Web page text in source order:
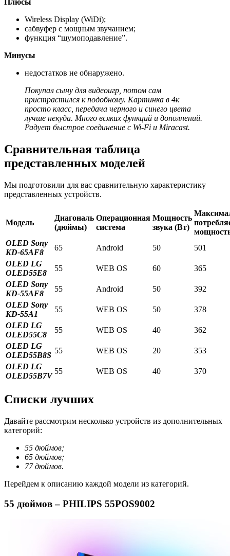
Плюсы
Wireless Display (WiDi);
сабвуфер с мощным звучанием;
функция “шумоподавление”.
Минусы
недостатков не обнаружено.
Покупал сыну для видеоигр, потом сам
пристрастился к подобному. Картинка в 4к
просто класс, передача черного и синего цвета
лучше некуда. Много всяких функций и дополнений.
Радует быстрое соединение с Wi-Fi и Miracast.
Сравнительная таблица
представленных моделей
Мы подготовили для вас сравнительную характеристику
представленных устройств.
Модель
Диагональ
(дюймы)
Операционная
система
Мощность
звука (Вт)
OLED Sony
KD-65AF8
65 Android 50
501
OLED LG
OLED55E8
55 WEB OS 60
365
OLED Sony
KD-55AF8
55 Android 50
392
OLED Sony
KD-55A1
55 WEB OS 50
378
OLED LG
OLED55C8
55 WEB OS 40
362
OLED LG
OLED55B8S
55 WEB OS 20
353
OLED LG
OLED55B7V
55 WEB OS 40 370
Списки лучших
Давайте рассмотрим несколько устройств из дополнительных
категорий:
55 дюймов;
65 дюймов;
77 дюймов.
Перейдем к описанию каждой модели из категорий.
55 дюймов – PHILIPS 55POS9002